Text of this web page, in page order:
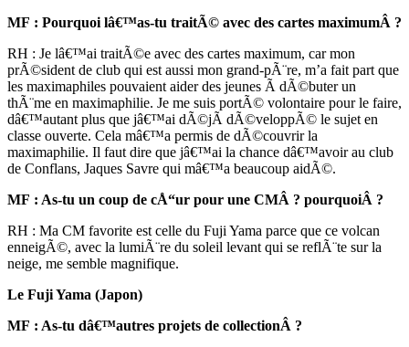
MF : Pourquoi lâ€™as-tu traitÃ© avec des cartes maximumÂ ?
RH : Je lâ€™ai traitÃ©e avec des cartes maximum, car mon
prÃ©sident de club qui est aussi mon grand-pÃ¨re, m’a fait part que
les maximaphiles pouvaient aider des jeunes Ã dÃ©buter un
thÃ¨me en maximaphilie. Je me suis portÃ© volontaire pour le faire,
dâ€™autant plus que jâ€™ai dÃ©jÃ dÃ©veloppÃ© le sujet en
classe ouverte. Cela mâ€™a permis de dÃ©couvrir la
maximaphilie. Il faut dire que jâ€™ai la chance dâ€™avoir au club
de Conflans, Jaques Savre qui mâ€™a beaucoup aidÃ©.
MF : As-tu un coup de cÅ“ur pour une CMÂ ? pourquoiÂ ?
RH : Ma CM favorite est celle du Fuji Yama parce que ce volcan
enneigÃ©, avec la lumiÃ¨re du soleil levant qui se reflÃ¨te sur la
neige, me semble magnifique.
Le Fuji Yama (Japon)
MF : As-tu dâ€™autres projets de collectionÂ ?